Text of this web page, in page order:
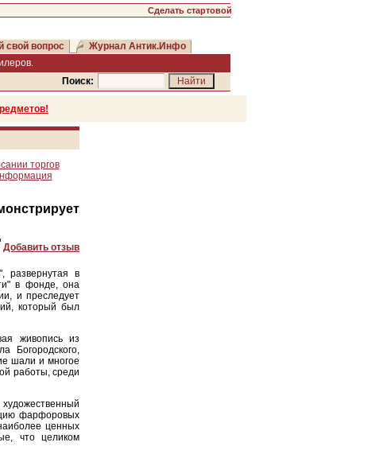
Сделать стартовой
свой вопрос
Журнал Антик.Инфо
Поиск:
торгов
Добавить отзыв
развернутая в
в фонде, она
и преследует
который был
живопись из
Богородского,
шали и многое
работы, среди
фарфоровых
ценных
что целиком